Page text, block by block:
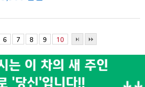
6 7 8 9 10